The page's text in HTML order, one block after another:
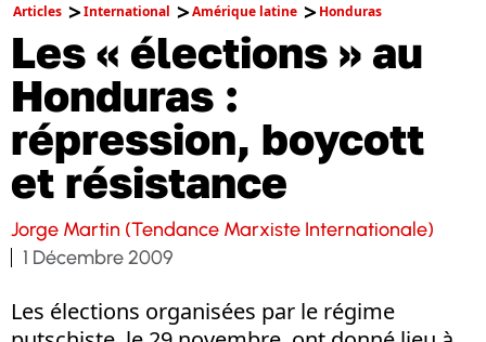
Articles International Amérique latine Honduras
Les « élections » au
Honduras :
répression, boycott
et résistance
Jorge Martin (Tendance Marxiste Internationale)
1 Décembre 2009
Les élections organisées par le régime